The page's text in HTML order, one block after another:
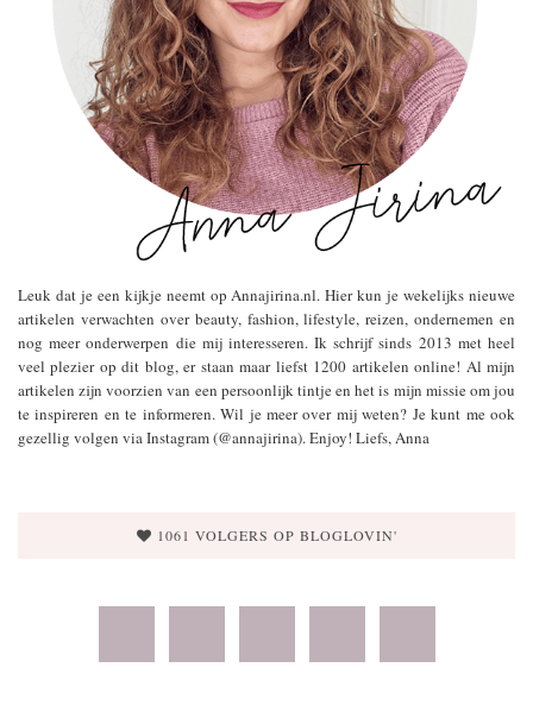
Leuk dat je een kijkje neemt op Annajirina.nl. Hier kun je wekelijks nieuwe
artikelen verwachten over beauty, fashion, lifestyle, reizen, ondernemen en
nog meer onderwerpen die mij interesseren. Ik schrijf sinds 2013 met heel
veel plezier op dit blog, er staan maar liefst 1200 artikelen online! Al mijn
artikelen zijn voorzien van een persoonlijk tintje en het is mijn missie om jou
te inspireren en te informeren. Wil je meer over mij weten? Je kunt me ook
gezellig volgen via Instagram (@annajirina). Enjoy! Liefs, Anna
1061 VOLGERS OP BLOGLOVIN'